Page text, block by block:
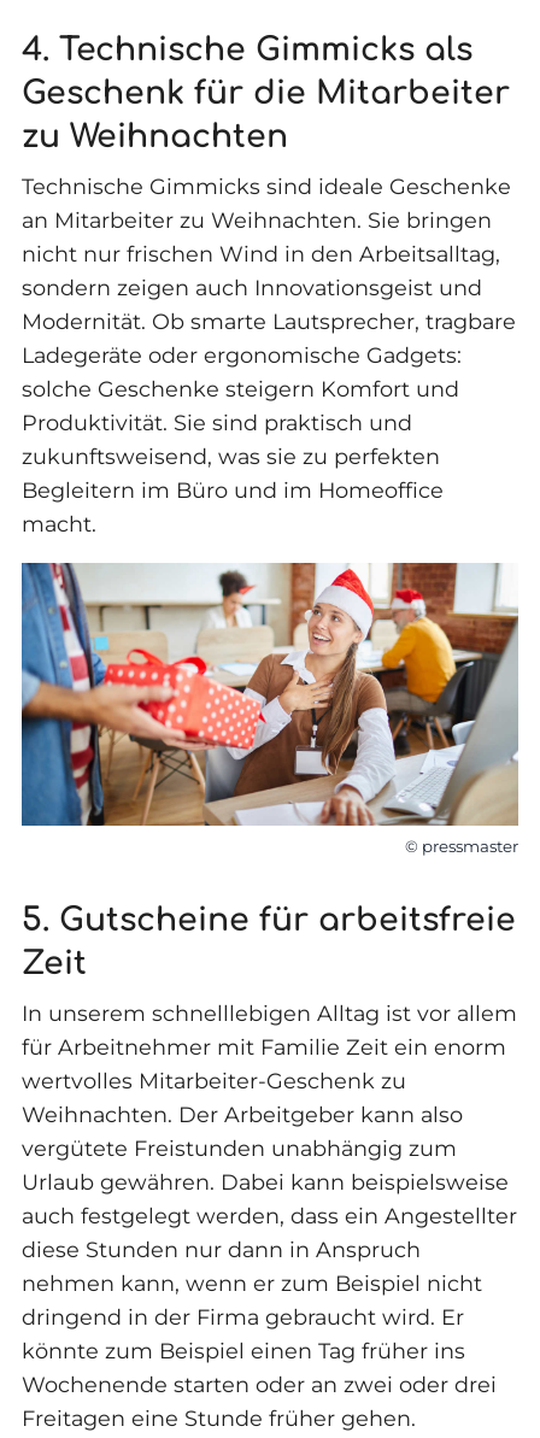
4. Technische Gimmicks als
Geschenk für die Mitarbeiter
zu Weihnachten
Technische Gimmicks sind ideale Geschenke
an Mitarbeiter zu Weihnachten. Sie bringen
nicht nur frischen Wind in den Arbeitsalltag,
sondern zeigen auch Innovationsgeist und
Modernität. Ob smarte Lautsprecher, tragbare
Ladegeräte oder ergonomische Gadgets:
solche Geschenke steigern Komfort und
Produktivität. Sie sind praktisch und
zukunftsweisend, was sie zu perfekten
Begleitern im Büro und im Homeoffice
macht.
© pressmaster
5. Gutscheine für arbeitsfreie
Zeit
In unserem schnelllebigen Alltag ist vor allem
für Arbeitnehmer mit Familie Zeit ein enorm
wertvolles Mitarbeiter-Geschenk zu
Weihnachten. Der Arbeitgeber kann also
vergütete Freistunden unabhängig zum
Urlaub gewähren. Dabei kann beispielsweise
auch festgelegt werden, dass ein Angestellter
diese Stunden nur dann in Anspruch
nehmen kann, wenn er zum Beispiel nicht
dringend in der Firma gebraucht wird. Er
könnte zum Beispiel einen Tag früher ins
Wochenende starten oder an zwei oder drei
Freitagen eine Stunde früher gehen.